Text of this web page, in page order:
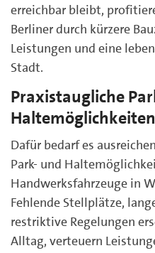
erreichbar bleibt,
Berliner durch kürzere
Leistungen und eine
Stadt.
Praxistaugliche
Haltemöglichkeiten
Dafür bedarf es
Park- und
Handwerksfahrzeuge in
Fehlende Stellplätze,
restriktive Regelungen
Alltag, verteuern